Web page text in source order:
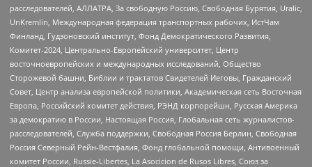
расследователей, АЛЛАТРА, За свободную Россию, Свободная Бурятия, Uralic,
UnKremlin, Международная федерация транспортных рабочих, ИстЧам
Финланд, Гудзоновский институт, Фонд Демократического Развития,
Комитет-2024, Центрально-Европейский университет, Центр
восточноевропейских и международных исследований, Общество
Сторожевой башни, Библии и трактатов Свидетелей Иеговы, Гражданский
Совет, Центр анализа европейской политики, Академическая сеть Восточная
Европа, Российский комитет действия, РЭНД корпорейшн, Русская Америка
за демократию в России, Настоящая Россия, Глобальная сеть журналистов-
расследователей, Служба поддержки, Свободная Россия Берлин, Свободная
Россия Северный Рейн-Вестфалия, Фонд глобальной помощи, Антивоенный
комитет России, Russie-Libertes, La Asocicion de Rusos Libres, Союз за